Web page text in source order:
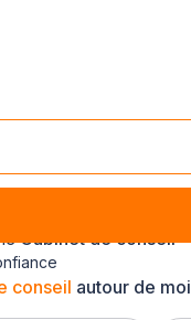
conseil autour de moi
Cabinet de conseil